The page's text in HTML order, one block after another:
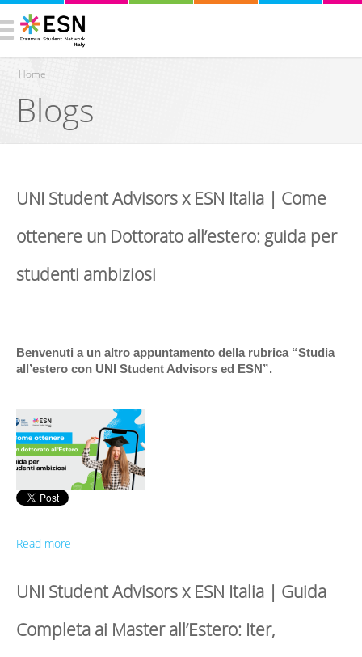
You are here
Home
Blogs
UNI Student Advisors x ESN Italia | Come
ottenere un Dottorato all’estero: guida per
studenti ambiziosi
Benvenuti a un altro appuntamento della rubrica “Studia
all’estero con UNI Student Advisors ed ESN”.
Read more
UNI Student Advisors x ESN Italia | Guida
Completa ai Master all’Estero: Iter,